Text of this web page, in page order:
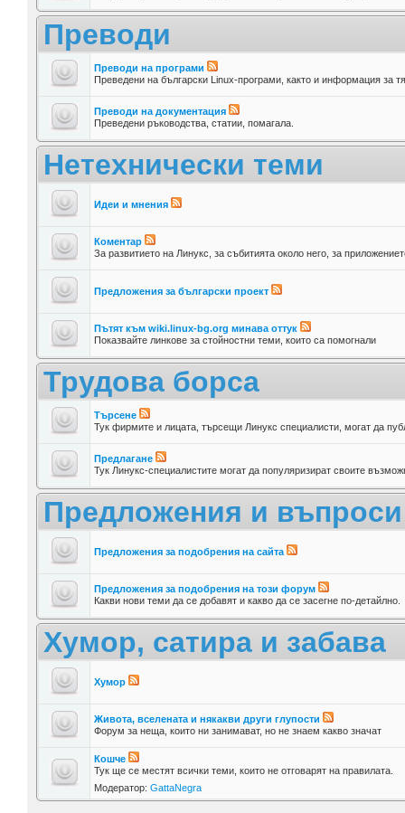
Преводи
Преводи на програми
Преведени на български Linux-програми, както и информация за
Преводи на документация
Преведени ръководства, статии, помагала.
Нетехнически теми
Идеи и мнения
Коментар
За развитието на Линукс, за събитията около него, за
Предложения за български проект
Пътят към wiki.linux-bg.org минава оттук
Показвайте линкове за стойностни теми, които са помогнали
Трудова борса
Търсене
Тук фирмите и лицата, търсещи Линукс специалисти, могат да
Предлагане
Тук Линукс-специалистите могат да популяризират своите
Предложения и
Предложения за подобрения на сайта
Предложения за подобрения на този форум
Какви нови теми да се добавят и какво да се засегне по-детайлно.
Хумор, сатира и забава
Хумор
Живота, вселената и някакви други глупости
Форум за неща, които ни занимават, но не знаем какво значат
Кошче
Тук ще се местят всички теми, които не отговарят на правилата.
Модератор:GattaNegra